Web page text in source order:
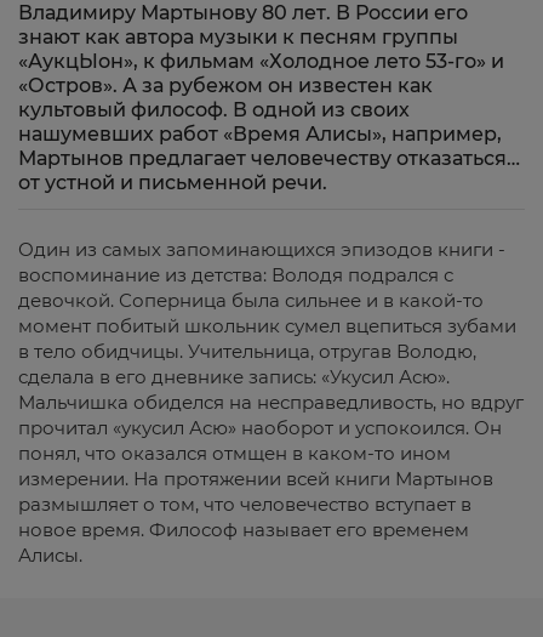
Владимиру Мартынову 80 лет. В России его
знают как автора музыки к песням группы
«АукцЫон», к фильмам «Холодное лето 53-го» и
«Остров». А за рубежом он известен как
культовый философ. В одной из своих
нашумевших работ «Время Алисы», например,
Мартынов предлагает человечеству отказаться…
от устной и письменной речи.
Один из самых запоминающихся эпизодов книги -
воспоминание из детства: Володя подрался с
девочкой. Соперница была сильнее и в какой-то
момент побитый школьник сумел вцепиться зубами
в тело обидчицы. Учительница, отругав Володю,
сделала в его дневнике запись: «Укусил Асю».
Мальчишка обиделся на несправедливость, но вдруг
прочитал «укусил Асю» наоборот и успокоился. Он
понял, что оказался отмщен в каком-то ином
измерении. На протяжении всей книги Мартынов
размышляет о том, что человечество вступает в
новое время. Философ называет его временем
Алисы.